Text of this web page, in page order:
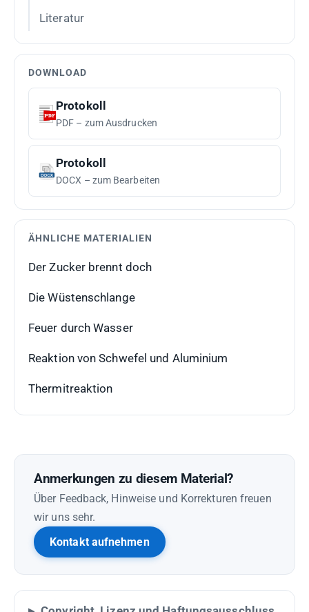
Literatur
DOWNLOAD
Protokoll
PDF – zum Ausdrucken
Protokoll
DOCX – zum Bearbeiten
ÄHNLICHE MATERIALIEN
Der Zucker brennt doch
Die Wüstenschlange
Feuer durch Wasser
Reaktion von Schwefel und Aluminium
Thermitreaktion
Anmerkungen zu diesem Material?
Über Feedback, Hinweise und Korrekturen freuen
wir uns sehr.
Kontakt aufnehmen